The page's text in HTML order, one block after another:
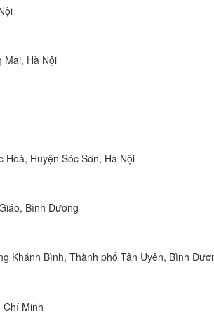
Mai, Hà Nội
Huyện Sóc Sơn, Hà Nội
Bình Dương
Khánh Bình, Thành phố Tân Uyên, Bình
Minh